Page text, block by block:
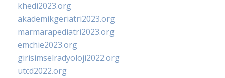
khedi2023.org
akademikgeriatri2023.org
marmarapediatri2023.org
emchie2023.org
girisimselradyoloji2022.org
utcd2022.org